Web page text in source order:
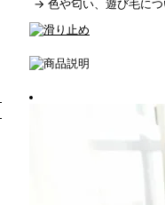
→ 色や匂い、遊び毛に